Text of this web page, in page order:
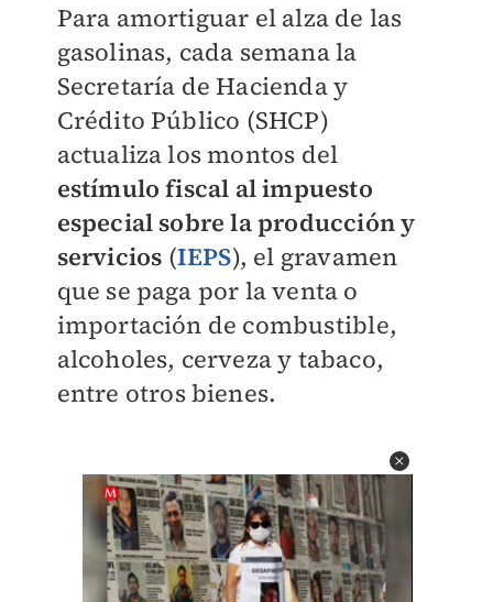
Para amortiguar el alza de las
gasolinas, cada semana la
Secretaría de Hacienda y
Crédito Público (SHCP)
actualiza los montos del
estímulo fiscal al impuesto
especial sobre la producción y
servicios (IEPS), el gravamen
que se paga por la venta o
importación de combustible,
alcoholes, cerveza y tabaco,
entre otros bienes.